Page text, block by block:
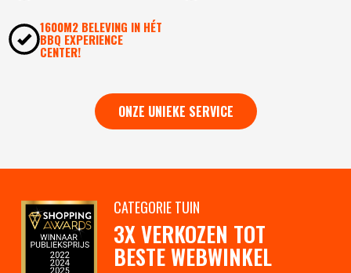
1600M2 BELEVING IN HÉT
BBQ EXPERIENCE
CENTER!
ONZE UNIEKE SERVICE
CATEGORIE TUIN
3X VERKOZEN TOT
BESTE WEBWINKEL